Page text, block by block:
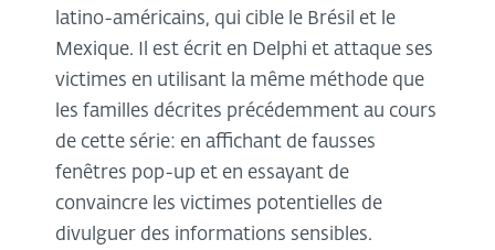
latino-américains, qui cible le Brésil et le
Mexique. Il est écrit en Delphi et attaque ses
victimes en utilisant la même méthode que
les familles décrites précédemment au cours
de cette série: en affichant de fausses
fenêtres pop-up et en essayant de
convaincre les victimes potentielles de
divulguer des informations sensibles.